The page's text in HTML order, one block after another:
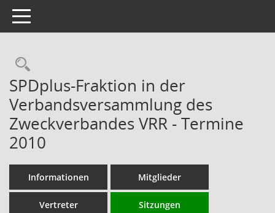
Toggle navigation
Rechercheauswahl
SPDplus-Fraktion in der
Verbandsversammlung des
Zweckverbandes VRR - Termine
2010
Informationen Mitglieder
Vertreter Sitzungen